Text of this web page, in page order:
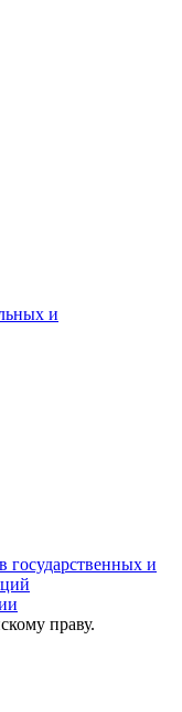
и
государственных и
праву.